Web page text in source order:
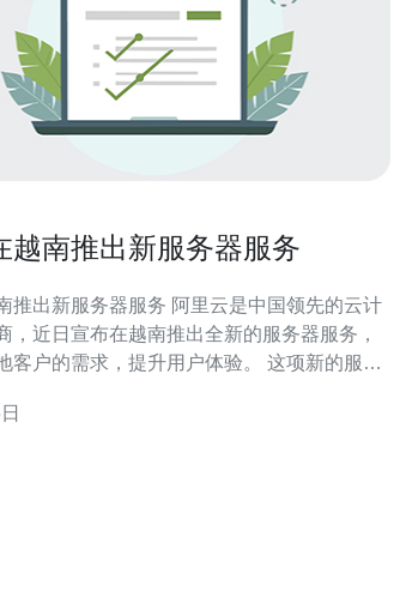
越南推出新服务器服务
器服务 阿里云是中国领先的云计
，近日宣布在越南推出全新的服务器服务，
的需求，提升用户体验。 这项新的服务
云计算体验。阿里云在全球范围内拥有强大